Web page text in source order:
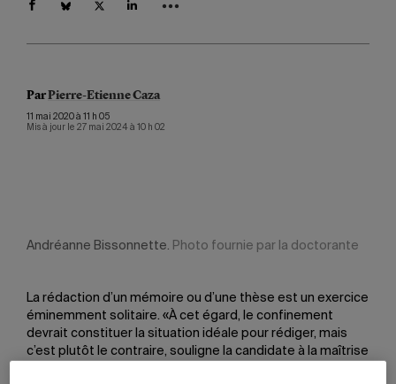
ParPierre-Etienne Caza
11 mai 2020 à 11 h 05
Mis à jour le 27 mai 2024 à 10 h 02
Andréanne Bissonnette. Photo fournie par la doctorante
La rédaction d’un mémoire ou d’une thèse est un exercice
éminemment solitaire. «À cet égard, le confinement
devrait constituer la situation idéale pour rédiger, mais
c’est plutôt le contraire, souligne la candidate à la maîtrise